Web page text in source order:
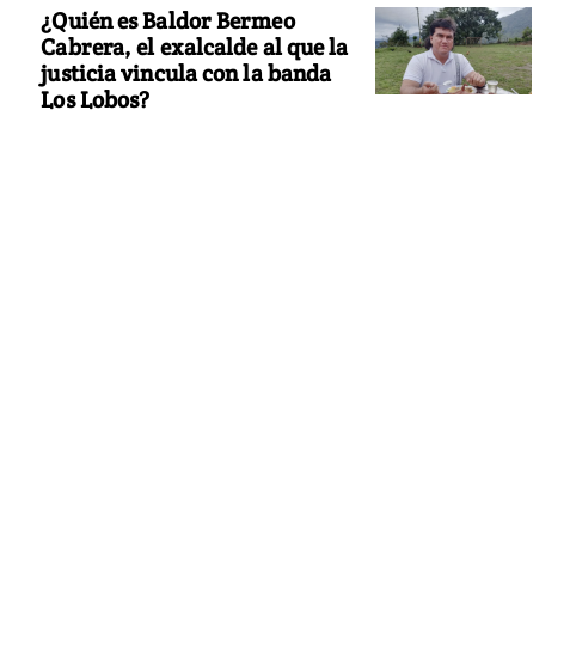
¿Quién es Baldor Bermeo
Cabrera, el exalcalde al que la
justicia vincula con la banda
Los Lobos?